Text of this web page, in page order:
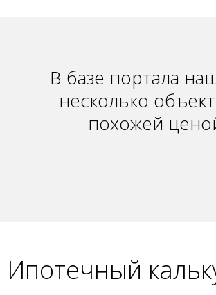
В базе портала
несколько
похожей
Ипотечный